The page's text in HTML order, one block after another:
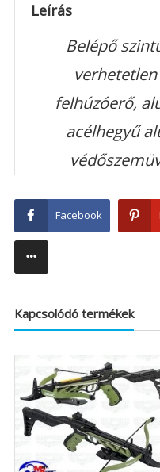
Leírás
Belépő
felhúzóerő,
acélhegyű
Facebook
Kapcsolódó termékek